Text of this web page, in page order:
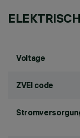
Voltage
ZVEI code